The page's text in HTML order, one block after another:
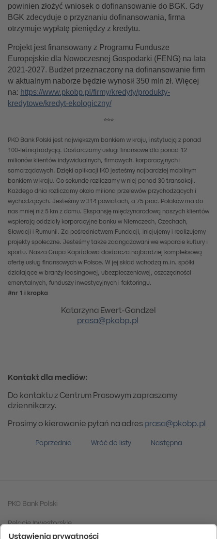
powinien złożyć wniosek o dofinansowanie do BGK. Gdy
BGK zdecyduje o przyznaniu dofinansowania, firma
otrzymuje wypłatę pieniędzy z kredytu.
Projekt jest finansowany z Programu Fundusze
Europejskie dla Nowoczesnej Gospodarki (FENG) na lata
2021-2027. Budżet przeznaczony na dofinansowanie firm
w aktualnym naborze będzie wynosił 350 mln zł. Więcej
na: https://www.pkobp.pl/firmy/kredyty/produkty-
kredytowe/kredyt-ekologiczny/
***
PKO Bank Polski jest największym bankiem w kraju, instytucją z ponad
100-letniątradycją. Dostarczamy usługi finansowe dla ponad 12
milionów klientów indywidualnych, firmowych, korporacyjnych i
samorządowych. Dzięki aplikacji IKO jesteśmy najbardziej mobilnym
bankiem w kraju. Co sekundę rozliczamy w niej ponad 30 transakcji.
Każdego dnia rozliczamy około miliona przelewów przychodzących i
wychodzących. Jesteśmy w 314 powiatach, a 75 proc. Polaków ma do
nas mniej niż 5 km z domu. Ekspansję międzynarodową naszych klientów
wspierają oddziały korporacyjne banku w Niemczech, Czechach,
Słowacji i Rumunii. Za pośrednictwem Fundacji, inicjujemy i realizujemy
projekty społeczne. Jesteśmy także zaangażowani we wsparcie kultury i
sportu. Nasza Grupa Kapitałowa dostarcza najbardziej kompleksową
ofertę usług finansowych w Polsce. W jej skład wchodzą m.in. spółki
działające w branży leasingowej, ubezpieczeniowej, oszczędności
emerytalnych, funduszy inwestycyjnych i faktoringu.
#nr 1 i kropka
Katarzyna Ewert-Gandzel
prasa@pkobp.pl
Kontakt dla mediów:
Do kontaktu z Centrum Prasowym zapraszamy
dziennikarzy.
Prosimy o kierowanie pytań na adres prasa@pkobp.pl
Poprzednia Wróć do listy Następna
PKO Bank Polski
Relacje Inwestorskie